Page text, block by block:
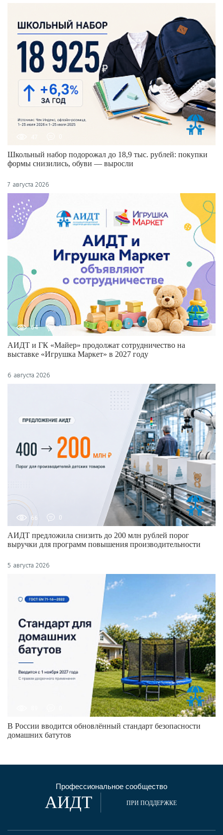
Школьный набор подорожал до 18,9 тыс. рублей: покупки
формы снизились, обуви — выросли
7 августа 2026
64 0
АИДТ и ГК «Майер» продолжат сотрудничество на
выставке «Игрушка Маркет» в 2027 году
6 августа 2026
66 0
АИДТ предложила снизить до 200 млн рублей порог
выручки для программ повышения производительности
5 августа 2026
В России вводится обновлённый стандарт безопасности
домашних батутов
Профессиональное сообщество
АИДТ ПРИ ПОДДЕРЖКЕ